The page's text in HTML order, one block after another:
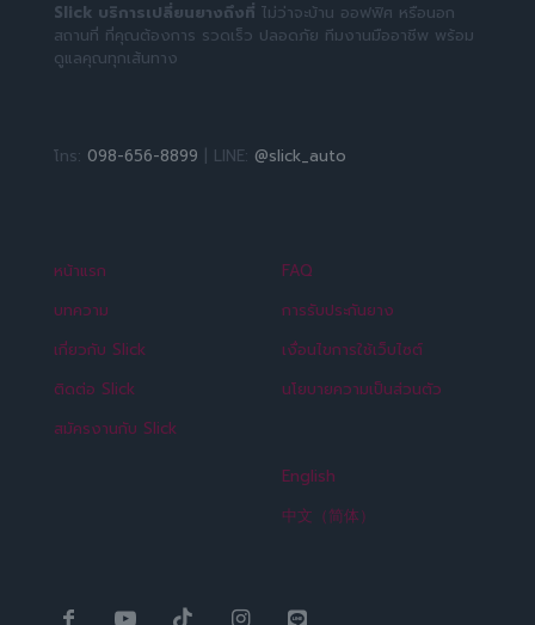
Slick บริการเปลี่ยนยางถึงที่ ไม่ว่าจะบ้าน ออฟฟิศ หรือนอก
สถานที่ ที่คุณต้องการ รวดเร็ว ปลอดภัย ทีมงานมืออาชีพ พร้อม
ดูแลคุณทุกเส้นทาง
โทร: 098-656-8899 | LINE: @slick_auto
หน้าแรก
บทความ
เกี่ยวกับ Slick
ติดต่อ Slick
สมัครงานกับ Slick
FAQ
การรับประกันยาง
เงื่อนไขการใช้เว็บไซต์
นโยบายความเป็นส่วนตัว
English
中文（简体）